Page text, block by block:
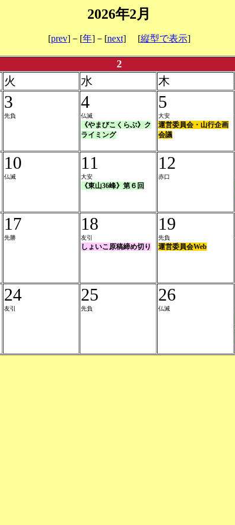
2026年2月
[prev]－[年]－[next] [縦型で表示]
2
火 水 木
3
先負
4
仏滅
《やまびこくらぶ》ク
ライミング
5
大安
運営委員会・山行企画
会議
10
仏滅
11
大安
《東山36峰》第６回
12
赤口
17
先勝
18
友引
しょいこ原稿締め切り
19
先負
運営委員会Web
24
友引
25
先負
26
仏滅